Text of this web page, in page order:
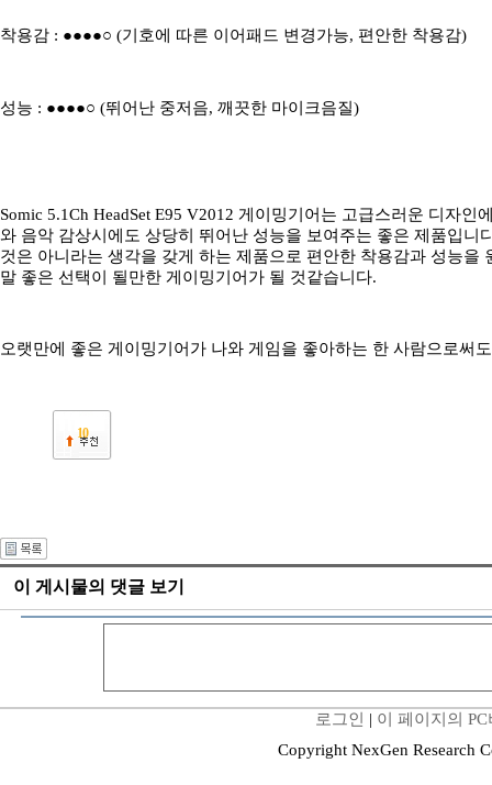
착용감 : ●●●●○ (기호에 따른 이어패드 변경가능, 편안한 착용감)
성능 : ●●●●○ (뛰어난 중저음, 깨끗한 마이크음질)
Somic 5.1Ch HeadSet E95 V2012 게이밍기어는 고급스러운 디자
와 음악 감상시에도 상당히 뛰어난 성능을 보여주는 좋은 제품입니
것은 아니라는 생각을 갖게 하는 제품으로 편안한 착용감과 성능을
말 좋은 선택이 될만한 게이밍기어가 될 것같습니다.
오랫만에 좋은 게이밍기어가 나와 게임을 좋아하는 한 사람으로써
10
이 게시물의 댓글 보기
로그인 | 이 페이지의 PC
Copyright NexGen Research